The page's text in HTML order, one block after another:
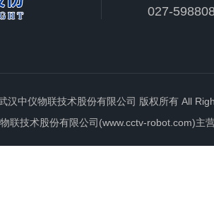
027-
汉中仪物联技术股份有限公司 版权所有 All
联技术股份有限公司(www.cctv-robot.com)主